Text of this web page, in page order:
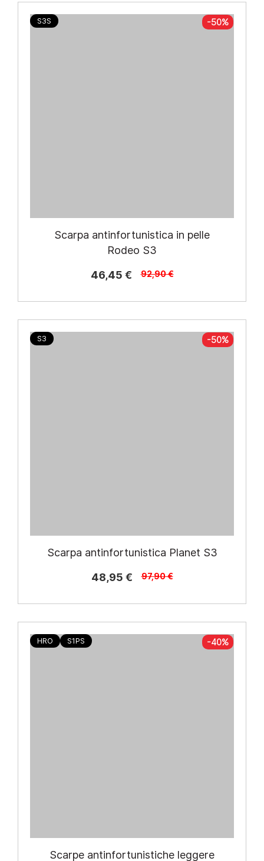
S3S -50%
Scarpa antinfortunistica in pelle
Rodeo S3
46,45 €
92,90 €
S3 -50%
Scarpa antinfortunistica Planet S3
48,95 €
97,90 €
HRO S1PS -40%
Scarpe antinfortunistiche leggere